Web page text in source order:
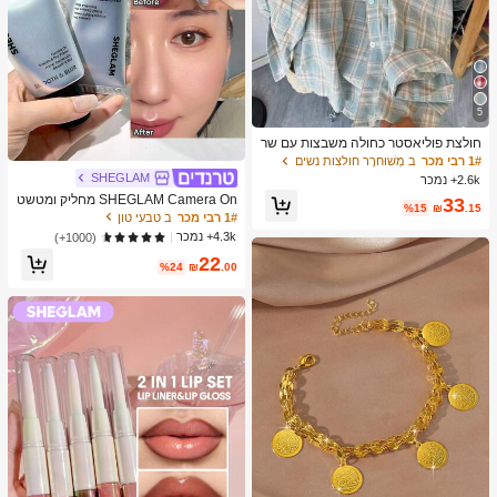
5
חולצת פוליאסטר כחולה משבצות עם שר
וול ארוך וכפתורים מקדימה לנשים, גזרה
רגילה, בגדי אביב, סגנון קליל
1# רבי מכר
ב מְשׁוּחרָר חולצות נשים
2.6k+ נמכר
₪33.15
%15
SHEGLAM
SHEGLAM Camera On מחליק ומטשט
ש פריימר מותג יופי קוסמטיקה איפור לנש
ים ולנערות
1# רבי מכר
ב טבעי טון
4.3k+ נמכר
(1000+)
₪22.00
%24